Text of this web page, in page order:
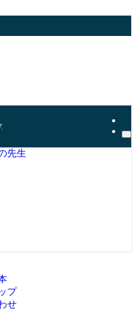
み方とリスク管理の秘訣
先生
プ
せ